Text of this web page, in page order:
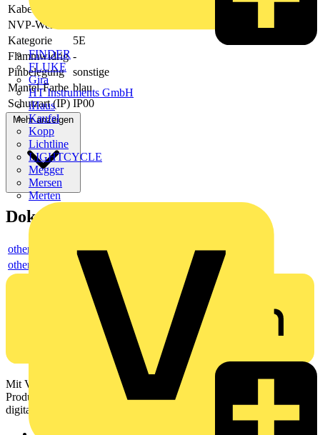
FINDER
FLUKE
Gira
HT Instruments GmbH
iHaus
Kaufel
Kopp
Lichtline
LIGHTCYCLE
Megger
Mersen
Merten
Kabeltyp
NVP-Wert
Kategorie
5E
Flammwidrig -
Pinbelegung
sonstige
Mantel-Farbe blau
Schutzart (IP) IP00
Mehr anzeigen
Dokumente
others
others
Mit Voltimum erhalten Elektrofachkräfte Zugang zu Branchennews,
Produktinformationen, Schulungen und Tools – alles auf einer
digitalen Plattform und Community.